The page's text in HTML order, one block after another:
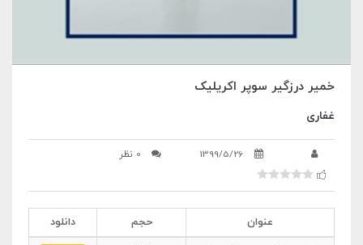
خمیر درزگیر سوپر اکریلیک
غفاری
1399/5/26 0 نظر
عنوان حجم
دانلود